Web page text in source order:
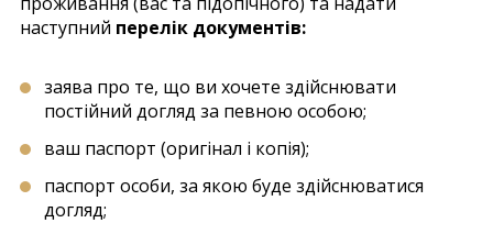
наступний перелік документів:
заява про те, що ви хочете здійснювати
постійний догляд за певною особою;
ваш паспорт (оригінал і копія);
паспорт особи, за якою буде здійснюватися
догляд;